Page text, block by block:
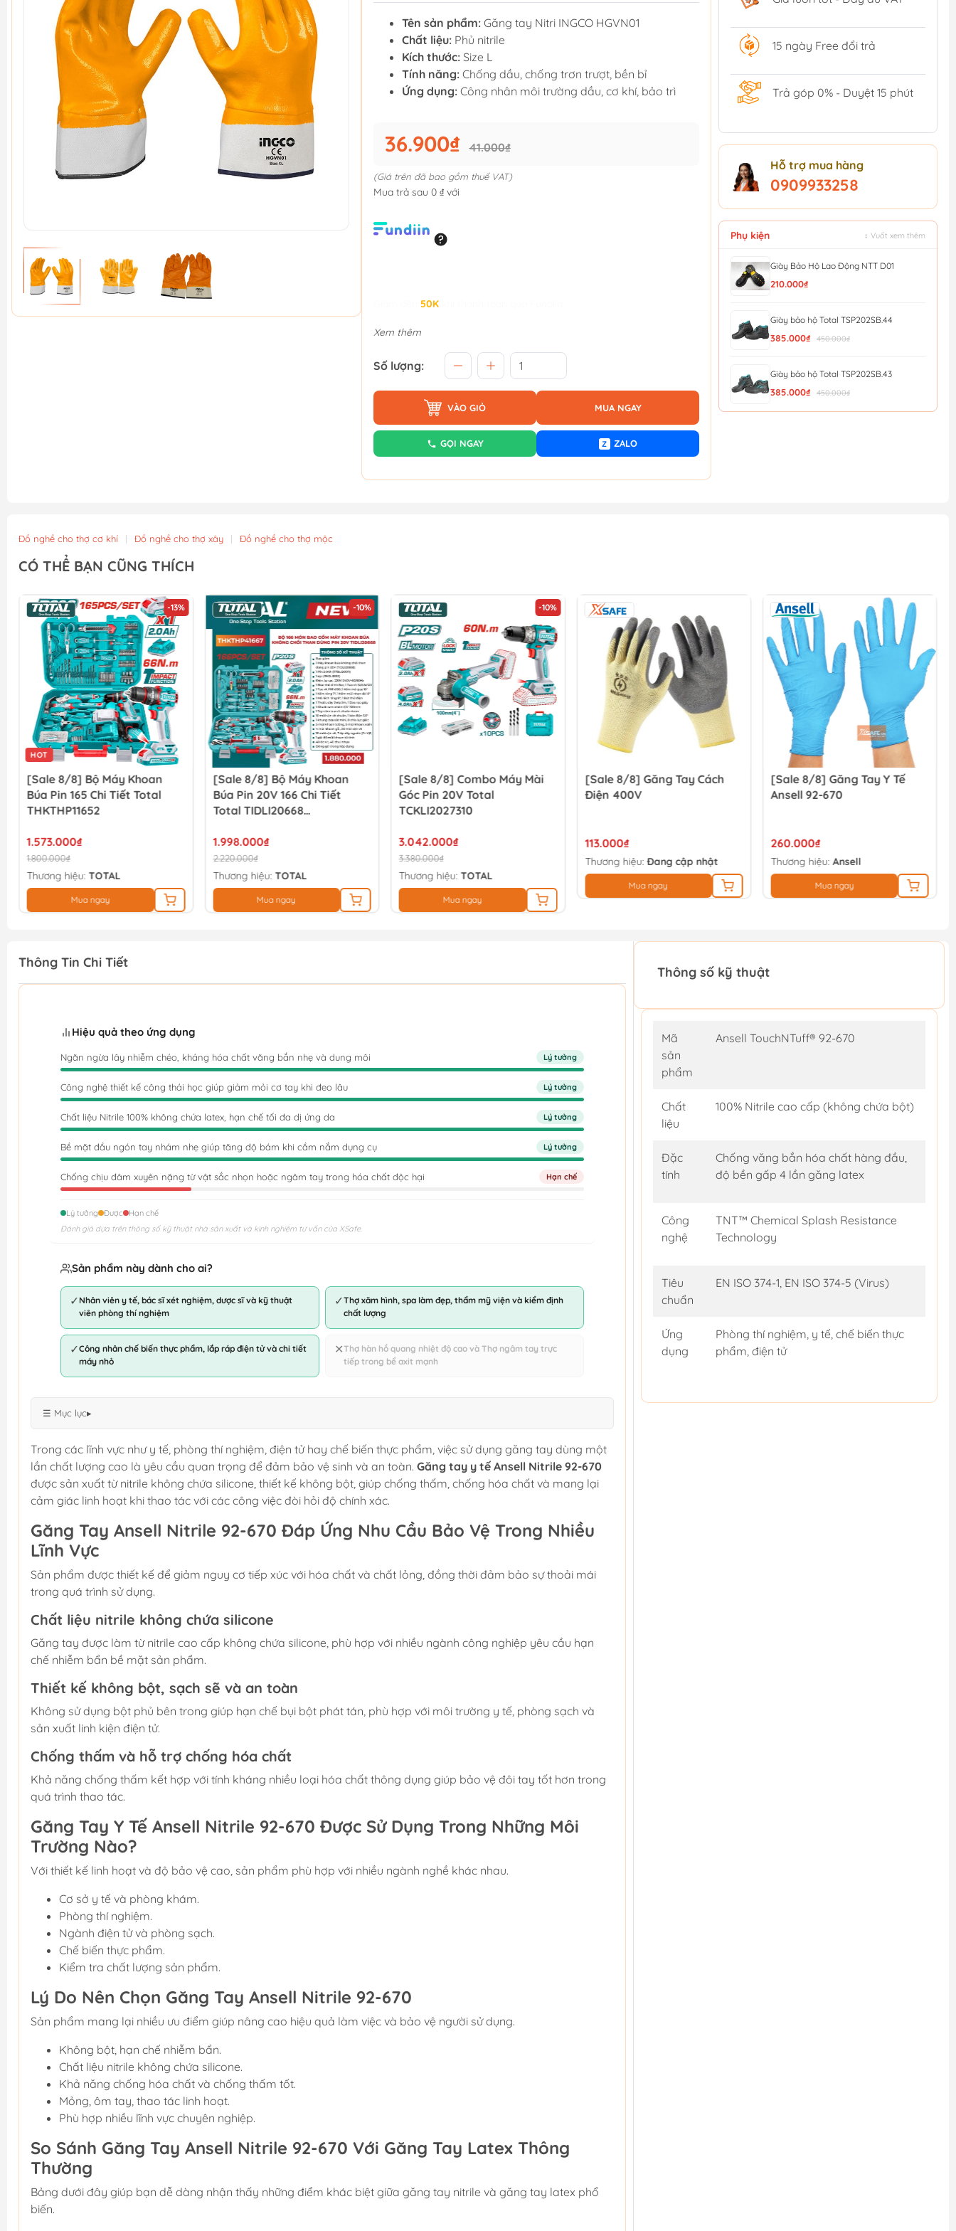
Tên sản phẩm: Găng tay Nitri INGCO HGVN01
Chất liệu: Phủ nitrile
Kích thước: Size L
Tính năng: Chống dầu, chống trơn trượt, bền bỉ
Ứng dụng: Công nhân môi trường dầu, cơ khí, bảo trì
36.900₫ 41.000₫
(Giá trên đã bao gồm thuế VAT)
Mua trả sau 0 ₫ với
50K
Xem thêm
Số lượng:
VÀO GIỎ MUA NGAY
GỌI NGAY Z ZALO
15 ngày Free đổi trả
Trả góp 0% - Duyệt 15 phút
Hỗ trợ mua hàng
0909933258
Phụ kiện ↕ Vuốt xem thêm
Giày Bảo Hộ Lao Động NTT D01
210.000₫
Giày bảo hộ Total TSP202SB.44
385.000₫ 450.000₫
Giày bảo hộ Total TSP202SB.43
385.000₫ 450.000₫
Đồ nghề cho thợ cơ khí | Đồ nghề cho thợ xây | Đồ nghề cho thợ mộc
CÓ THỂ BẠN CŨNG THÍCH
-13%
HOT
[Sale 8/8] Bộ Máy Khoan
Búa Pin 165 Chi Tiết Total
THKTHP11652
1.573.000₫
1.800.000₫
Thương hiệu: TOTAL
Mua ngay
-10%
[Sale 8/8] Bộ Máy Khoan
Búa Pin 20V 166 Chi Tiết
Total TIDLI20668
1.998.000₫
2.220.000₫
Thương hiệu: TOTAL
Mua ngay
-10%
[Sale 8/8] Combo Máy Mài
Góc Pin 20V Total
TCKLI2027310
3.042.000₫
3.380.000₫
Thương hiệu: TOTAL
Mua ngay
[Sale 8/8] Găng Tay Cách
Điện 400V
113.000₫
Thương hiệu:Đang cập nhật
Mua ngay
[Sale 8/8] Găng Tay Y Tế
Ansell 92-670
260.000₫
Thương hiệu:Ansell
Mua ngay
Thông Tin Chi Tiết
Hiệu quả theo ứng dụng
Ngăn ngừa lây nhiễm chéo, kháng hóa chất văng bắn nhẹ và dung môi Lý tưởng
Công nghệ thiết kế công thái học giúp giảm mỏi cơ tay khi đeo lâu Lý tưởng
Chất liệu Nitrile 100% không chứa latex, hạn chế tối đa dị ứng da Lý tưởng
Bề mặt đầu ngón tay nhám nhẹ giúp tăng độ bám khi cầm nắm dụng cụ Lý tưởng
Chống chịu đâm xuyên nặng từ vật sắc nhọn hoặc ngâm tay trong hóa chất độc hại Hạn chế
Lý tưởng Được
Hạn chế
Đánh giá dựa trên thông số kỹ thuật nhà sản xuất và kinh nghiệm tư vấn của XSafe.
Sản phẩm này dành cho ai?
✓ Nhân viên y tế, bác sĩ xét nghiệm, dược sĩ và kỹ thuật
viên phòng thí nghiệm
✓Thợ xăm hình, spa làm đẹp, thẩm mỹ viện và kiểm định
chất lượng
✓Công nhân chế biến thực phẩm, lắp ráp điện tử và chi tiết
máy nhỏ
✕Thợ hàn hồ quang nhiệt độ cao và Thợ ngâm tay trực
tiếp trong bể axit mạnh
☰ Mục lục▸
Trong các lĩnh vực như y tế, phòng thí nghiệm, điện tử hay chế biến thực phẩm, việc sử dụng găng tay dùng một
lần chất lượng cao là yêu cầu quan trọng để đảm bảo vệ sinh và an toàn. Găng tay y tế Ansell Nitrile 92-670
được sản xuất từ nitrile không chứa silicone, thiết kế không bột, giúp chống thấm, chống hóa chất và mang lại
cảm giác linh hoạt khi thao tác với các công việc đòi hỏi độ chính xác.
Găng Tay Ansell Nitrile 92-670 Đáp Ứng Nhu Cầu Bảo Vệ Trong Nhiều
Lĩnh Vực
Sản phẩm được thiết kế để giảm nguy cơ tiếp xúc với hóa chất và chất lỏng, đồng thời đảm bảo sự thoải mái
trong quá trình sử dụng.
Chất liệu nitrile không chứa silicone
Găng tay được làm từ nitrile cao cấp không chứa silicone, phù hợp với nhiều ngành công nghiệp yêu cầu hạn
chế nhiễm bẩn bề mặt sản phẩm.
Thiết kế không bột, sạch sẽ và an toàn
Không sử dụng bột phủ bên trong giúp hạn chế bụi bột phát tán, phù hợp với môi trường y tế, phòng sạch và
sản xuất linh kiện điện tử.
Chống thấm và hỗ trợ chống hóa chất
Khả năng chống thấm kết hợp với tính kháng nhiều loại hóa chất thông dụng giúp bảo vệ đôi tay tốt hơn trong
quá trình thao tác.
Găng Tay Y Tế Ansell Nitrile 92-670 Được Sử Dụng Trong Những Môi
Trường Nào?
Với thiết kế linh hoạt và độ bảo vệ cao, sản phẩm phù hợp với nhiều ngành nghề khác nhau.
Cơ sở y tế và phòng khám.
Phòng thí nghiệm.
Ngành điện tử và phòng sạch.
Chế biến thực phẩm.
Kiểm tra chất lượng sản phẩm.
Lý Do Nên Chọn Găng Tay Ansell Nitrile 92-670
Sản phẩm mang lại nhiều ưu điểm giúp nâng cao hiệu quả làm việc và bảo vệ người sử dụng.
Không bột, hạn chế nhiễm bẩn.
Chất liệu nitrile không chứa silicone.
Khả năng chống hóa chất và chống thấm tốt.
Mỏng, ôm tay, thao tác linh hoạt.
Phù hợp nhiều lĩnh vực chuyên nghiệp.
So Sánh Găng Tay Ansell Nitrile 92-670 Với Găng Tay Latex Thông
Thường
Bảng dưới đây giúp bạn dễ dàng nhận thấy những điểm khác biệt giữa găng tay nitrile và găng tay latex phổ
biến.
Thông số kỹ thuật
Mã
sản
phẩm
Ansell TouchNTuff® 92-670
Chất
liệu
100% Nitrile cao cấp (không chứa bột)
Đặc
tính
Chống văng bắn hóa chất hàng đầu,
độ bền gấp 4 lần găng latex
Công
nghệ
TNT™ Chemical Splash Resistance
Technology
Tiêu
chuẩn
EN ISO 374-1, EN ISO 374-5 (Virus)
Ứng
dụng
Phòng thí nghiệm, y tế, chế biến thực
phẩm, điện tử